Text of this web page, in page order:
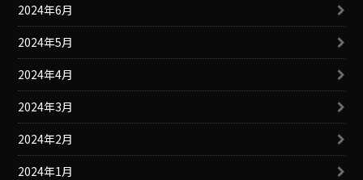
2024年6月
2024年5月
2024年4月
2024年3月
2024年2月
2024年1月